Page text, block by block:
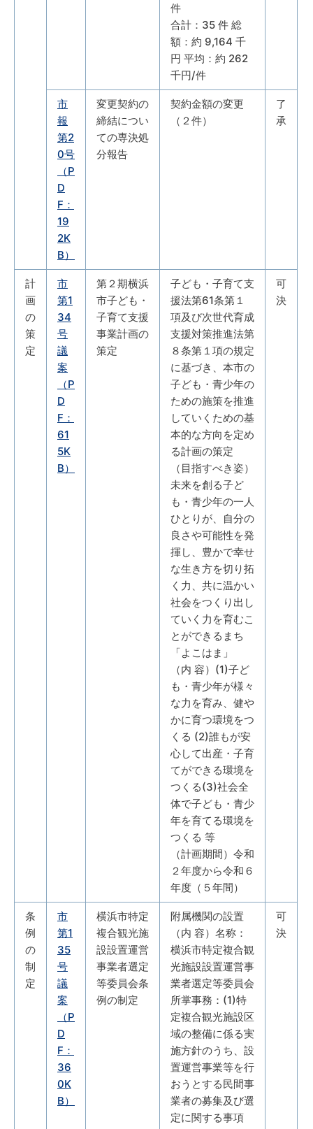
件
合計：35 件 総
額：約 9,164 千
円 平均：約 262
千円/件
市
報
第2
0号
（P
D
F：
19
2K
B）
変更契約の
締結につい
ての専決処
分報告
契約金額の変更
（２件）
了
承
計
画
の
策
定
市
第1
34
号
議
案
（P
D
F：
61
5K
B）
第２期横浜
市子ども・
子育て支援
事業計画の
策定
子ども・子育て支
援法第61条第１
項及び次世代育成
支援対策推進法第
８条第１項の規定
に基づき、本市の
子ども・青少年の
ための施策を推進
していくための基
本的な方向を定め
る計画の策定
（目指すべき姿）
未来を創る子ど
も・青少年の一人
ひとりが、自分の
良さや可能性を発
揮し、豊かで幸せ
な生き方を切り拓
く力、共に温かい
社会をつくり出し
ていく力を育むこ
とができるまち
「よこはま」
（内 容）(1)子ど
も・青少年が様々
な力を育み、健や
かに育つ環境をつ
くる (2)誰もが安
心して出産・子育
てができる環境を
つくる(3)社会全
体で子ども・青少
年を育てる環境を
つくる 等
（計画期間）令和
２年度から令和６
年度（５年間）
可
決
条
例
の
制
定
市
第1
35
号
議
案
（P
D
F：
36
0K
B）
横浜市特定
複合観光施
設設置運営
事業者選定
等委員会条
例の制定
附属機関の設置
（内 容）名称：
横浜市特定複合観
光施設設置運営事
業者選定等委員会
所掌事務：(1)特
定複合観光施設区
域の整備に係る実
施方針のうち、設
置運営事業等を行
おうとする民間事
業者の募集及び選
定に関する事項
可
決